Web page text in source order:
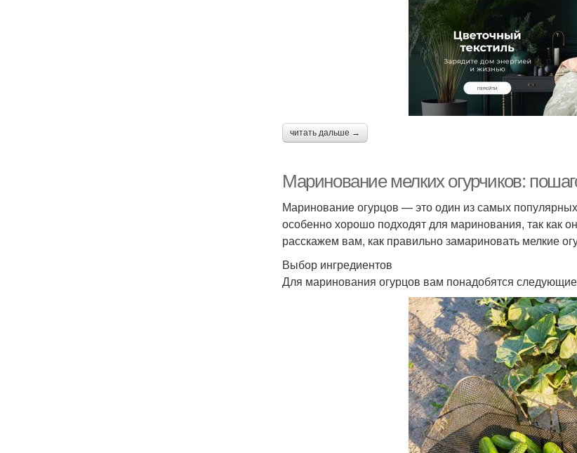
читать дальше →
Маринование мелких огурчиков:
Маринование огурцов — это один из самых
особенно хорошо подходят для маринования, так как
расскажем вам, как правильно замариновать мелкие
Выбор ингредиентов
Для маринования огурцов вам понадобятся